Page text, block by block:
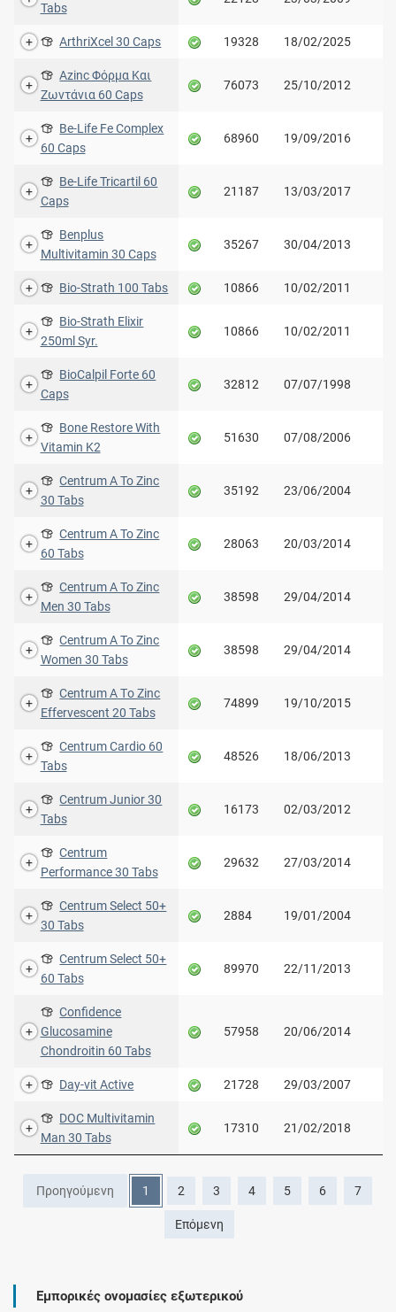
Tabs
ArthriXcel 30 Caps 19328 18/02/2025
Azinc Φόρμα Και
Ζωντάνια 60 Caps
76073 25/10/2012
Be-Life Fe Complex
60 Caps
68960 19/09/2016
Be-Life Tricartil 60
Caps
21187 13/03/2017
Benplus
Multivitamin 30 Caps
35267 30/04/2013
Bio-Strath 100 Tabs 10866 10/02/2011
Bio-Strath Elixir
250ml Syr.
10866 10/02/2011
BioCalpil Forte 60
Caps
32812 07/07/1998
Bone Restore With
Vitamin K2
51630 07/08/2006
Centrum A To Zinc
30 Tabs
35192 23/06/2004
Centrum A To Zinc
60 Tabs
28063 20/03/2014
Centrum A To Zinc
Men 30 Tabs
38598 29/04/2014
Centrum A To Zinc
Women 30 Tabs
38598 29/04/2014
Centrum A Τo Zinc
Effervescent 20 Tabs
74899 19/10/2015
Centrum Cardio 60
Tabs
48526 18/06/2013
Centrum Junior 30
Tabs
16173 02/03/2012
Centrum
Performance 30 Tabs
29632 27/03/2014
Centrum Select 50+
30 Tabs
2884 19/01/2004
Centrum Select 50+
60 Tabs
89970 22/11/2013
Confidence
Glucosamine
Chondroitin 60 Tabs
57958 20/06/2014
Day-vit Active 21728 29/03/2007
DOC Multivitamin
Man 30 Tabs
17310 21/02/2018
Προηγούμενη 1 2 3 4 5 6 7
Επόμενη
Εμπορικές ονομασίες εξωτερικού